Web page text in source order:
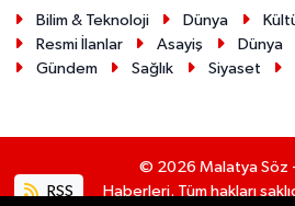
Bilim & Teknoloji Dünya
Resmi İlanlar
Asayiş Dünya
Gündem
Sağlık Siyaset
RSS
© 2026 Malatya Söz
Haberleri. Tüm hakları